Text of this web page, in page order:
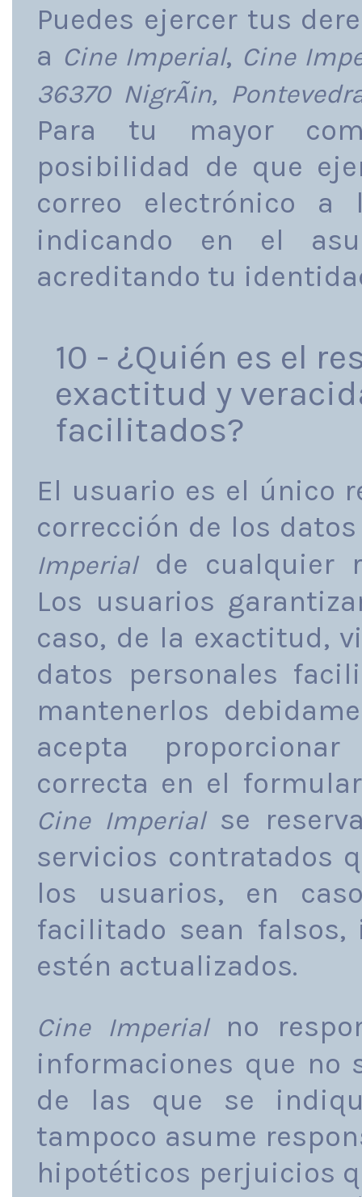
Puedes ejercer tus
a Cine Imperial, Cine
36370 NigrÃ¡n,
Para tu mayor
posibilidad de que
correo electrónico
indicando en el
acreditando tu
10 - ¿Quién es el
exactitud y
facilitados?
El usuario es el único
corrección de los
Imperialde cualquier
Los usuarios
caso, de la exactitud,
datos personales
mantenerlos
acepta
correcta en el
Cine Imperialse
servicios contratados
los usuarios, en
facilitado sean falsos,
estén actualizados.
Cine Imperialno
informaciones que no
de las que se
tampoco asume
hipotéticos perjuicios